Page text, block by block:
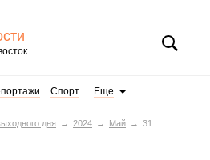
Спорт Еще
дня 2024 Май 31